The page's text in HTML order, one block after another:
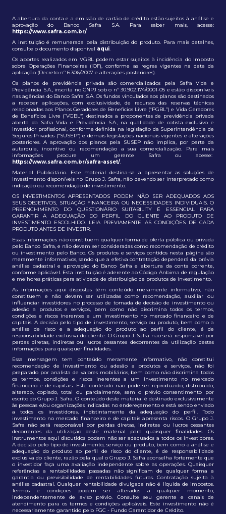
A abertura da conta e a emissão de cartão de crédito estão sujeitos à análise e
aprovação do Banco Safra S.A. Para saber mais, acesse:
https://www.safra.com.br/
A instituição é remunerada pela distribuição do produto. Para mais detalhes,
consulte o documento disponível aqui.
Os aportes realizados em VGBL podem estar sujeitos à incidência do Imposto
sobre Operações Financeiras (IOF), conforme as regras vigentes na data da
aplicação (Decreto nº 6.306/2007 e alterações posteriores).
Os planos de previdência privada são comercializados pela Safra Vida e
Previdência S.A., inscrita no CNPJ sob o nº 30.902.174/0001-05 e estão disponíveis
nas agências do Banco Safra S.A. Os fundos vinculados aos planos são destinados
a receber aplicações, com exclusividade, de recursos das reservas técnicas
relacionadas aos Planos Geradores de Benefícios Livre (“PGBL”) e Vida Geradores
de Benefícios Livre (“VGBL”) destinados a proponentes de previdência privada
aberta da Safra Vida e Previdência S.A., na qualidade de cotista exclusivo e
investidor profissional, conforme definida na legislação da Superintendência de
Seguros Privados (“SUSEP”) e demais legislações nacionais vigentes e alterações
posteriores. A aprovação dos planos pela SUSEP não implica, por parte da
autarquia, incentivo ou recomendação a sua comercialização. Para mais
informações procure um gerente Safra ou acesse:
https://www.safra.com.br/safra-asset/.
Material Publicitário. Este material destina-se a apresentar as soluções de
investimento disponíveis no Grupo J. Safra, não devendo ser interpretado como
indicação ou recomendação de investimento.
OS INVESTIMENTOS APRESENTADOS PODEM NÃO SER ADEQUADOS AOS
SEUS OBJETIVOS, SITUAÇÃO FINANCEIRA OU NECESSIDADES INDIVIDUAIS. O
PREENCHIMENTO DO QUESTIONÁRIO SUITABILITY É ESSENCIAL PARA
GARANTIR A ADEQUAÇÃO DO PERFIL DO CLIENTE AO PRODUTO DE
INVESTIMENTO ESCOLHIDO. LEIA PREVIAMENTE AS CONDIÇÕES DE CADA
PRODUTO ANTES DE INVESTIR.
Essas informações não constituem qualquer forma de oferta pública ou privada
pelo Banco Safra, e não devem ser consideradas como recomendação de crédito
ou investimento pelo Banco. Os produtos e serviços contidos nesta página são
meramente informativos, sendo que a efetiva contratação dependerá da prévia
análise cadastral e aprovação do Banco Safra e abertura da conta corrente,
conforme aplicável. Esta instituição é aderente ao Código Anbima de regulação
e melhores práticas para atividade de distribuição de produtos de investimento.
As informações aqui dispostas têm conteúdo meramente informativo, não
constituem e não devem ser utilizadas como recomendação, auxiliar ou
influenciar investidores no processo de tomada de decisão de investimento ou
adesão a produtos e serviços, bem como não discrimina todos os termos,
condições e riscos inerentes a um investimento no mercado financeiro e de
capitais. A decisão pelo tipo de investimento, serviço ou produto, bem como a
análise de risco e a adequação do produto ao perfil do cliente, é de
responsabilidade exclusiva do cliente. O Grupo J. Safra não será responsável por
perdas diretas, indiretas ou lucros cessantes decorrentes da utilização destas
informações para quaisquer finalidades.
Essa mensagem tem conteúdo meramente informativo, não constitui
recomendação de investimento ou adesão a produtos e serviços, não foi
preparado por analista de valores mobiliários, bem como não discrimina todos
os termos, condições e riscos inerentes a um investimento no mercado
financeiro e de capitais. Este conteúdo não pode ser reproduzido, distribuído,
alterado, copiado, total ou parcialmente, sem o prévio consentimento por
escrito do Grupo J. Safra. O conteúdo deste material é destinado exclusivamente
às pessoas e/ou organizações indicadas no endereçamento e está sendo enviado
a todos os investidores, indistintamente da adequação do perfil. Todo
investimento no mercado financeiro e de capitais apresenta riscos. O Grupo J.
Safra não será responsável por perdas diretas, indiretas ou lucros cessantes
decorrentes da utilização deste material para quaisquer finalidades. Os
instrumentos aqui discutidos podem não ser adequados a todos os investidores.
A decisão pelo tipo de investimento, serviço ou produto, bem como a análise e
adequação do produto ao perfil de risco do cliente, é de responsabilidade
exclusiva do cliente, razão pela qual o Grupo J. Safra aconselha fortemente que
o investidor faça uma avaliação independente sobre as operações. Quaisquer
referências a rentabilidades passadas não significam de qualquer forma a
garantia ou previsibilidade de rentabilidades futuras. Contratação sujeita à
análise cadastral. Qualquer rentabilidade divulgada não é líquida de impostos.
Termos e condições podem ser alterados a qualquer momento,
independentemente de aviso prévio. Consulte seu gerente e canais de
atendimento para os termos e condições aplicáveis. Este investimento não é
necessariamente garantido pelo FGC - Fundo Garantidor de Crédito.